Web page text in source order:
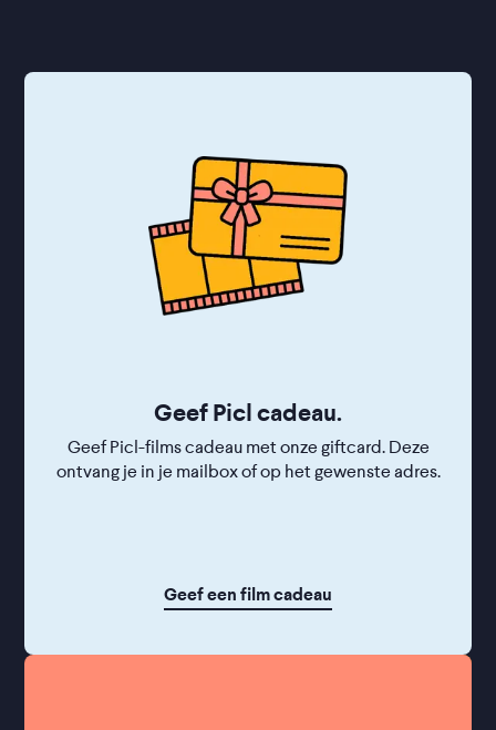
Theatre
Geef Picl cadeau.
Geef Picl-films cadeau met onze giftcard. Deze
ontvang je in je mailbox of op het gewenste adres.
Geef een film cadeau